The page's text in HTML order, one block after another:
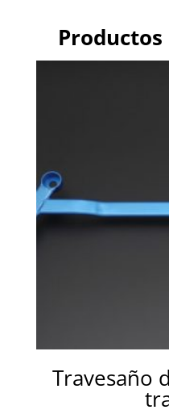
Travesaño